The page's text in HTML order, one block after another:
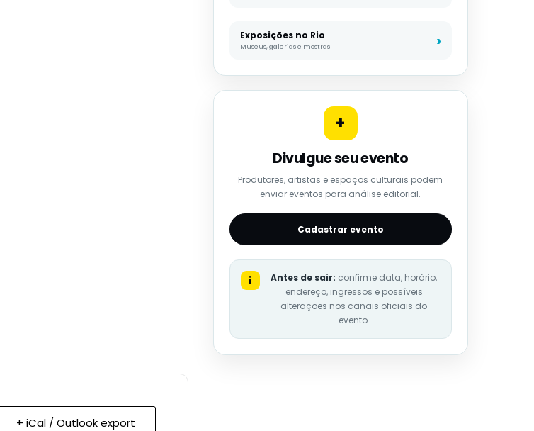
+ iCal / Outlook export
Exposições no Rio
Museus, galerias e mostras
+
Divulgue seu evento
Produtores, artistas e espaços culturais podem
enviar eventos para análise editorial.
Cadastrar evento
i Antes de sair: confirme data, horário,
endereço, ingressos e possíveis
alterações nos canais oficiais do
evento.